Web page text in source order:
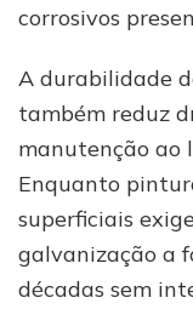
corrosivos
A durabilidade
também reduz
manutenção ao
Enquanto
superficiais
galvanização a
décadas sem